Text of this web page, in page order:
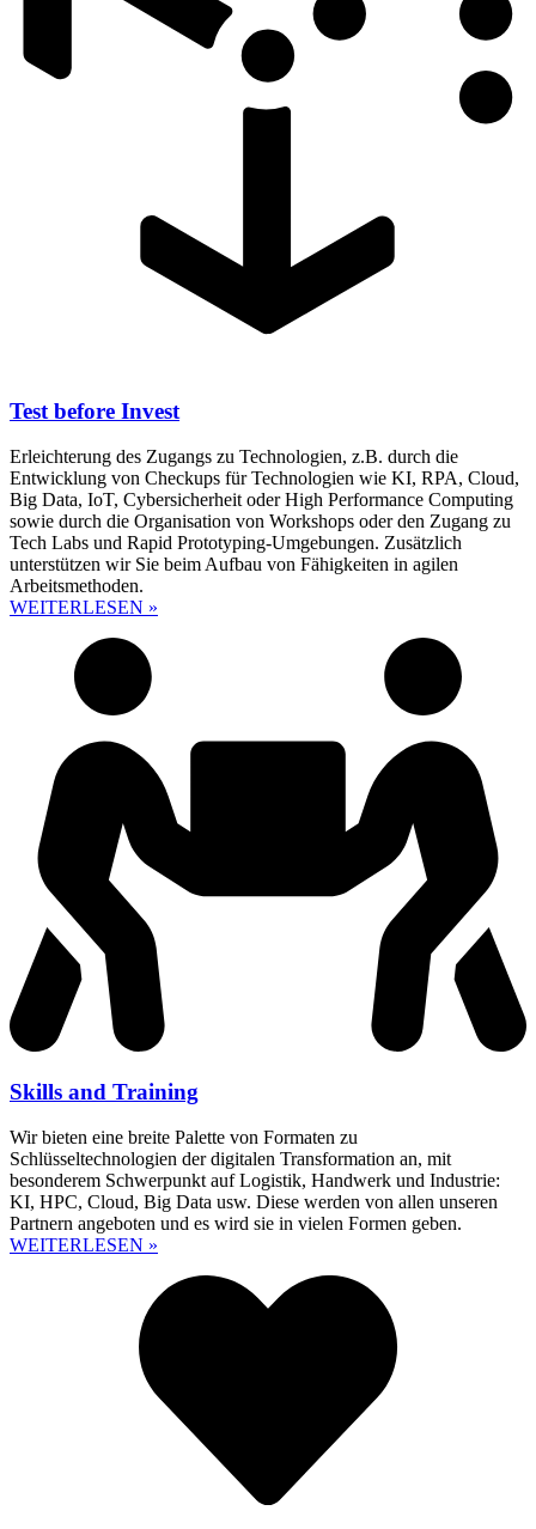
Test before Invest
Erleichterung des Zugangs zu Technologien, z.B. durch die
Entwicklung von Checkups für Technologien wie KI, RPA, Cloud,
Big Data, IoT, Cybersicherheit oder High Performance Computing
sowie durch die Organisation von Workshops oder den Zugang zu
Tech Labs und Rapid Prototyping-Umgebungen. Zusätzlich
unterstützen wir Sie beim Aufbau von Fähigkeiten in agilen
Arbeitsmethoden.
WEITERLESEN »
Skills and Training
Wir bieten eine breite Palette von Formaten zu
Schlüsseltechnologien der digitalen Transformation an, mit
besonderem Schwerpunkt auf Logistik, Handwerk und Industrie:
KI, HPC, Cloud, Big Data usw. Diese werden von allen unseren
Partnern angeboten und es wird sie in vielen Formen geben.
WEITERLESEN »